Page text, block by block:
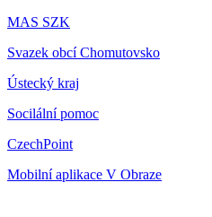
MAS SZK
Svazek obcí Chomutovsko
Ústecký kraj
Socilální pomoc
CzechPoint
Mobilní aplikace V Obraze